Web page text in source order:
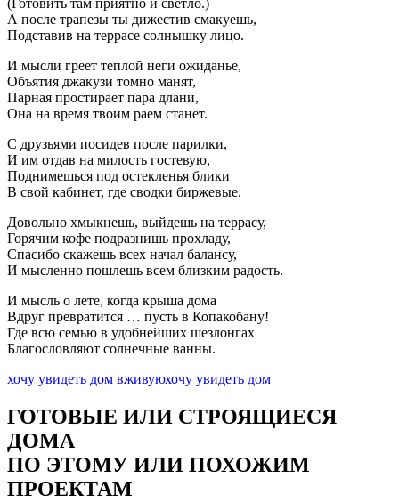
(Готовить там приятно и светло.)
А после трапезы ты дижестив смакуешь,
Подставив на террасе солнышку лицо.
И мысли греет теплой неги ожиданье,
Объятия джакузи томно манят,
Парная простирает пара длани,
Она на время твоим раем станет.
С друзьями посидев после парилки,
И им отдав на милость гостевую,
Поднимешься под остекленья блики
В свой кабинет, где сводки биржевые.
Довольно хмыкнешь, выйдешь на террасу,
Горячим кофе подразнишь прохладу,
Спасибо скажешь всех начал балансу,
И мысленно пошлешь всем близким радость.
И мысль о лете, когда крыша дома
Вдруг превратится … пусть в Копакобану!
Где всю семью в удобнейших шезлонгах
Благословляют солнечные ванны.
хочу увидеть дом вживуюхочу увидеть дом
ГОТОВЫЕ ИЛИ СТРОЯЩИЕСЯ
ДОМА
ПО ЭТОМУ ИЛИ ПОХОЖИМ
ПРОЕКТАМ